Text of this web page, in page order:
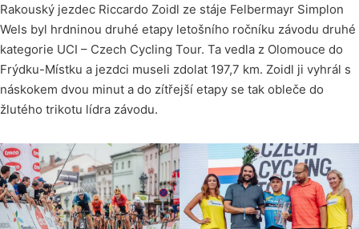
Rakouský jezdec Riccardo Zoidl ze stáje Felbermayr Simplon
Wels byl hrdninou druhé etapy letošního ročníku závodu druhé
kategorie UCI – Czech Cycling Tour. Ta vedla z Olomouce do
Frýdku-Místku a jezdci museli zdolat 197,7 km. Zoidl ji vyhrál s
náskokem dvou minut a do zítřejší etapy se tak obleče do
žlutého trikotu lídra závodu.